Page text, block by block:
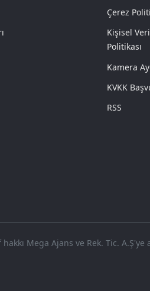
Çerez
Kişisel
Politikası
Kamera
KVKK
RSS
Mega Ajans ve Rek. Tic. A.Ş'ye